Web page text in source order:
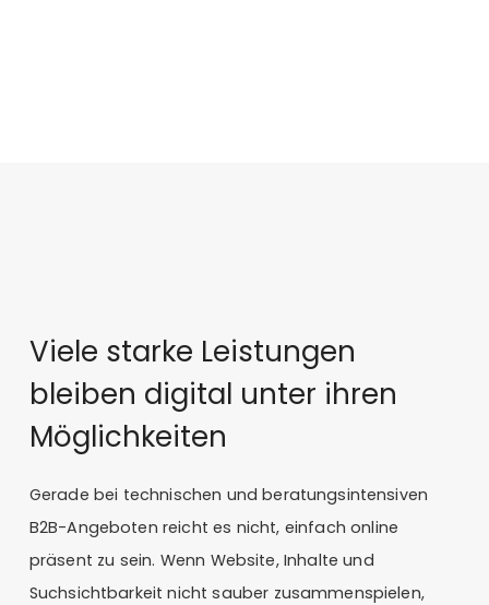
Viele starke Leistungen
bleiben digital unter ihren
Möglichkeiten
Gerade bei technischen und beratungsintensiven
B2B-Angeboten reicht es nicht, einfach online
präsent zu sein. Wenn Website, Inhalte und
Suchsichtbarkeit nicht sauber zusammenspielen,